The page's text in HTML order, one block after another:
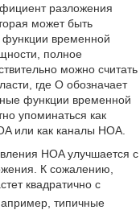
разложения
может быть
временной
полное
можно считать
где O обозначает
функции временной
упоминаться как
или как каналы HOA.
HOA улучшается с
К сожалению,
квадратично с
типичные